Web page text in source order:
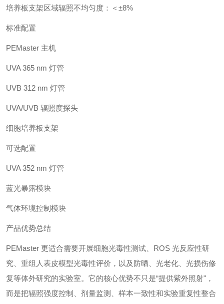
培养板支架区域辐照不均匀度：＜±8%
标准配置
PEMaster 主机
UVA 365 nm 灯管
UVB 312 nm 灯管
UVA/UVB 辐照度探头
细胞培养板支架
可选配置
UVA 352 nm 灯管
蓝光暴露模块
气体环境控制模块
产品优势总结
PEMaster 更适合需要开展细胞光毒性测试、ROS 光反应性研
究、重组人表皮模型光毒性评价，以及防晒、光老化、光损伤修
复等体外研究的实验室。它的核心优势不只是“提供紫外照射"，
而是把辐照强度控制、剂量监测、样本一致性和实验重复性整合